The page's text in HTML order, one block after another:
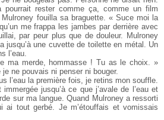
pourrait rester comme ça, comme un film
fouilla sa braguette. « Suce moi la
me frappa les jambes par derrière avec
par peur plus que de douleur. Mulroney
jusqu’à une cuvette de toilette en métal. Un
l’eau.
ma merde, hommasse ! Tu as le choix. »
ne pouvais ni penser ni bouger.
l’eau la première fois, je retins mon souffle.
jusqu’à ce que j’avale de l’eau et
sur ma langue. Quand Mulroney a ressorti
tout gerbé. Je m’étouffais et vomissais